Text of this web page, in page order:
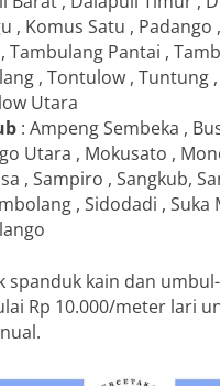
, Komus Satu , Padango
Tambulang Pantai ,
, Tontulow , Tuntung
Utara
: Ampeng Sembeka ,
Utara , Mokusato ,
, Sampiro , Sangkub,
, Sidodadi , Suka
spanduk kain dan
Rp 10.000/meter lari